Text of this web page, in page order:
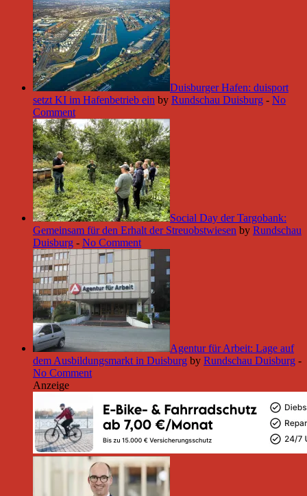
Duisburger Hafen: duisport
setzt KI im Hafenbetrieb ein by Rundschau Duisburg - No
Comment
Social Day der Targobank:
Gemeinsam für den Erhalt der Streuobstwiesen by Rundschau
Duisburg - No Comment
Agentur für Arbeit: Lage auf
dem Ausbildungsmarkt in Duisburg by Rundschau Duisburg -
No Comment
Anzeige